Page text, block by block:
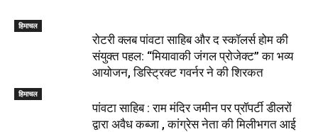
हिमाचल
​रोटरी क्लब पांवटा साहिब और द स्कॉलर्स होम की
संयुक्त पहल: “मियावाकी जंगल प्रोजेक्ट” का भव्य
आयोजन, डिस्ट्रिक्ट गवर्नर ने की शिरकत
हिमाचल
पांवटा साहिब : राम मंदिर जमीन पर प्रॉपर्टी डीलरों
द्वारा अवैध कब्जा , कांग्रेस नेता की मिलीभगत आई